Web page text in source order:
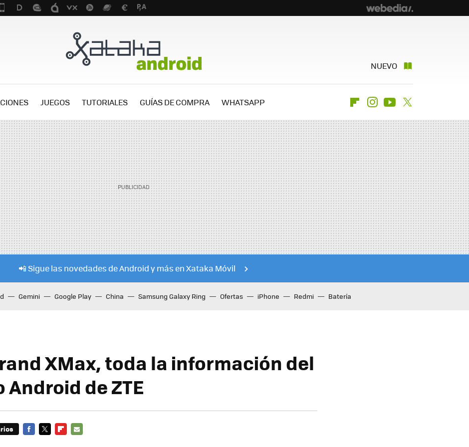
NUEVO
JUEGOS TUTORIALES GUÍAS DE COMPRA WHATSAPP FlipboardInstagramYoutube
📲 Sigue las novedades de Android y más en Xataka Móvil
Gemini Google Play China Samsung Galaxy Ring Ofertas iPhone Redmi Batería
XMax, toda la información del
Android de ZTE